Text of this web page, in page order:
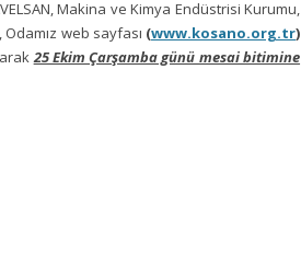
Makina ve Kimya Endüstrisi Kurumu,
Odamız web sayfası (www.kosano.org.tr)
25 Ekim Çarşamba günü mesai bitimine